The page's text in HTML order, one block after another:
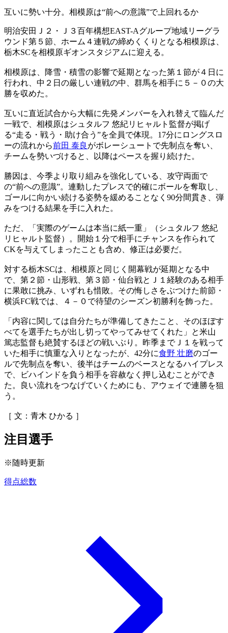
互いに勢い十分。相模原は“前への意識”で上回れるか
明治安田Ｊ２・Ｊ３百年構想EAST-Aグループ地域リーグラ
ウンド第５節、ホーム４連戦の締めくくりとなる相模原は、
栃木SCを相模原ギオンスタジアムに迎える。
相模原は、降雪・積雪の影響で延期となった第１節が４日に
行われ、中２日の厳しい連戦の中、群馬を相手に５－０の大
勝を収めた。
互いに直近試合から大幅に先発メンバーを入れ替えて臨んだ
一戦で、相模原はシュタルフ 悠紀リヒャルト監督が掲げ
る“走る・戦う・助け合う”を全員で体現。17分にロングスロ
ーの流れから前田 泰良 がボレーシュートで先制点を奪い、
チームを勢いづけると、以降はペースを握り続けた。
勝因は、今季より取り組みを強化している、攻守両面で
の“前への意識”。連動したプレスで的確にボールを奪取し、
ゴールに向かい続ける姿勢を緩めることなく90分間貫き、弾
みをつける結果を手に入れた。
ただ、「実際のゲームは本当に紙一重」（シュタルフ 悠紀
リヒャルト監督）。開始１分で相手にチャンスを作られて
CKを与えてしまったことも含め、修正は必要だ。
対する栃木SCは、相模原と同じく開幕戦が延期となる中
で、第２節・山形戦、第３節・仙台戦とＪ１経験のある相手
に果敢に挑み、いずれも惜敗。その悔しさをぶつけた前節・
横浜FC戦では、４－０で待望のシーズン初勝利を飾った。
「内容に関しては自分たちが準備してきたこと、そのほぼす
べてを選手たちが出し切ってやってみせてくれた」と米山
篤志監督も絶賛するほどの戦いぶり。昨季までＪ１を戦って
いた相手に慎重な入りとなったが、42分に食野 壮磨のゴー
ルで先制点を奪い、後半はチームのベースとなるハイプレス
で、ビハインドを負う相手を容赦なく押し込むことができ
た。良い流れをつなげていくためにも、アウェイで連勝を狙
う。
［ 文：青木 ひかる ］
注目選手
※随時更新
得点総数